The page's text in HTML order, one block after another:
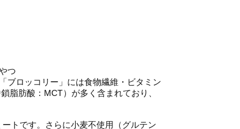
つ
ブロッコリー」には食物繊維・ビタミン
脂肪酸：MCT）が多く含まれており、
トです。さらに小麦不使用（グルテン